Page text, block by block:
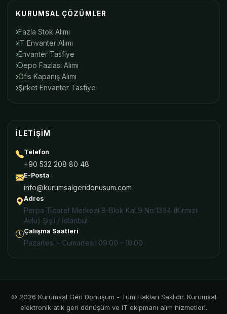
KURUMSAL ÇÖZÜMLER
Fazla Stok Alımı
IT Envanter Alımı
Envanter Tasfiye
Depo Fazlası Alımı
Ofis Kapanış Alımı
Şirket Envanter Tasfiye
İLETIŞIM
Telefon
+90 532 208 80 48
E-Posta
info@kurumsalgeridonusum.com
Adres
Perpa Ticaret Merkezi B-Blok Kat:9 No:1364 (Kırmızı
Avlu) Şişli / İstanbul
Çalışma Saatleri
Pazartesi - Cumartesi: 09:00 - 19:00
© 2026 Kurumsal Geri Dönüşüm - Tüm Hakları Saklıdır. Kurumsal
elektronik atık geri dönüşüm ve IT ekipmanı alım hizmetleri.